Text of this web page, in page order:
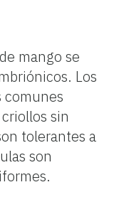
mango se
Los
sin
tolerantes a
son